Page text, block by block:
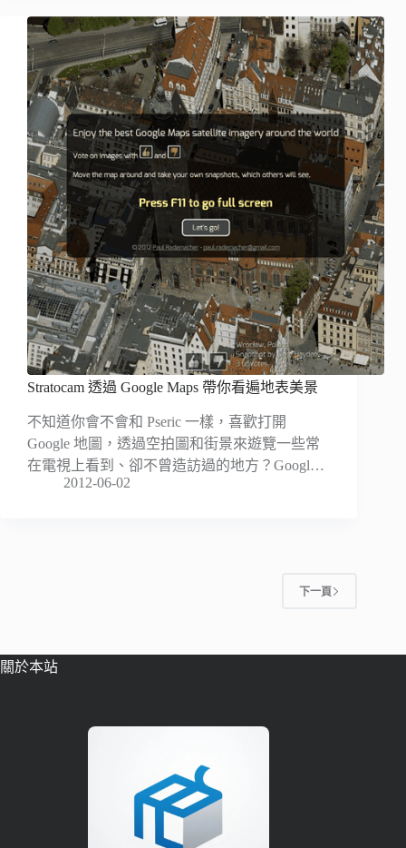
Stratocam 透過 Google Maps 帶你看遍地表美景
不知道你會不會和 Pseric 一樣，喜歡打開
Google 地圖，透過空拍圖和街景來遊覽一些常
在電視上看到、卻不曾造訪過的地方？Googl…
2012-06-02
下一頁
關於本站